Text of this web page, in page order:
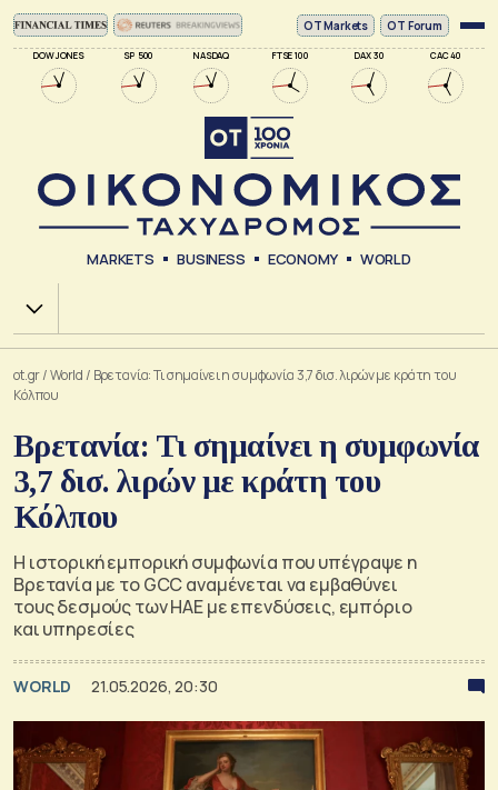
DOW JONES SP 500 NASDAQ FTSE 100 DAX 30 CAC 40
ΟΤ Markets OT Forum
MARKETS BUSINESS ECONOMY WORLD
Χ.Α.
ot.gr/World / Βρετανία: Τι σημαίνει η συμφωνία 3,7 δισ. λιρών με κράτη του
Κόλπου
Βρετανία: Τι σημαίνει η συμφωνία
3,7 δισ. λιρών με κράτη του
Κόλπου
Η ιστορική εμπορική συμφωνία που υπέγραψε η
Βρετανία με το GCC αναμένεται να εμβαθύνει
τους δεσμούς των ΗΑΕ με επενδύσεις, εμπόριο
και υπηρεσίες
WORLD 21.05.2026, 20:30